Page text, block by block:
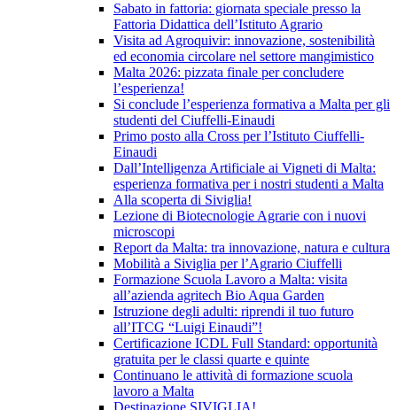
Sabato in fattoria: giornata speciale presso la
Fattoria Didattica dell’Istituto Agrario
Visita ad Agroquivir: innovazione, sostenibilità
ed economia circolare nel settore mangimistico
Malta 2026: pizzata finale per concludere
l’esperienza!
Si conclude l’esperienza formativa a Malta per gli
studenti del Ciuffelli-Einaudi
Primo posto alla Cross per l’Istituto Ciuffelli-
Einaudi
Dall’Intelligenza Artificiale ai Vigneti di Malta:
esperienza formativa per i nostri studenti a Malta
Alla scoperta di Siviglia!
Lezione di Biotecnologie Agrarie con i nuovi
microscopi
Report da Malta: tra innovazione, natura e cultura
Mobilità a Siviglia per l’Agrario Ciuffelli
Formazione Scuola Lavoro a Malta: visita
all’azienda agritech Bio Aqua Garden
Istruzione degli adulti: riprendi il tuo futuro
all’ITCG “Luigi Einaudi”!
Certificazione ICDL Full Standard: opportunità
gratuita per le classi quarte e quinte
Continuano le attività di formazione scuola
lavoro a Malta